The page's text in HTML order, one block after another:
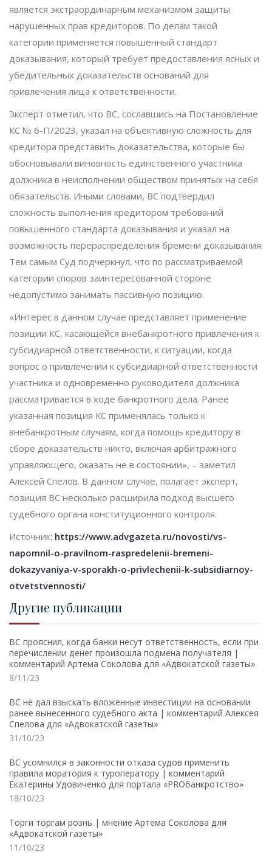
является экстраординарным механизмом защиты
нарушенных прав кредиторов. По делам такой
категории применяется повышенный стандарт
доказывания, который требует предоставления ясных и
убедительных доказательств оснований для
привлечения лица к ответственности.
Эксперт отметил, что ВС, сославшись на Постановление
КС № 6-П/2023, указал на объективную сложность для
кредитора представить доказательства, которые бы
обосновывали виновность единственного участника
должника в неисполнении обществом принятых на себя
обязательств. Иными словами, ВС подтвердил
сложность выполнения кредитором требований
повышенного стандарта доказывания и указал на
возможность перераспределения бремени доказывания.
Тем самым Суд подчеркнул, что по рассматриваемой
категории споров заинтересованной стороне
недопустимо занимать пассивную позицию.
«Интерес в данном случае представляет применение
позиции КС, касающейся внебанкротного привлечения к
субсидиарной ответственности, к ситуации, когда
вопрос о привлечении к субсидиарной ответственности
участника и одновременно руководителя должника
рассматривается в ходе банкротного дела. Ранее
указанная позиция КС применялась только к
внебанкротным случаям, когда помощь кредитору в
сборе доказательств никто, включая арбитражного
управляющего, оказать не в состоянии», – заметил
Алексей Спелов. В данном случае, полагает эксперт,
позиция ВС несколько расширила подход высшего
судебного органа конституционного контроля.
Источник: https://www.advgazeta.ru/novosti/vs-
napomnil-o-pravilnom-raspredelenii-bremeni-
dokazyvaniya-v-sporakh-o-privlechenii-k-subsidiarnoy-
otvetstvennosti/
Другие публикации
ВС прояснил, когда банки несут ответственность, если при
перечислении денег произошла подмена получателя |
комментарий Артема Соколова для «Адвокатской газеты»
8/11/23
ВС не дал взыскать вложенные инвестиции на основании
ранее вынесенного судебного акта | комментарий Алексея
Спелова для «Адвокатской газеты»
31/10/23
ВС усомнился в законности отказа судов применить
правила моратория к туроператору | комментарий
Екатерины Удовиченко для портала «PROбанкротство»
18/10/23
Торги торгам рознь | мнение Артема Соколова для
«Адвокатской газеты»
11/10/23